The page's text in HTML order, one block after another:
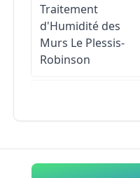
Traitement
d'Humidité des
Murs Le Plessis-
Robinson
Buisson